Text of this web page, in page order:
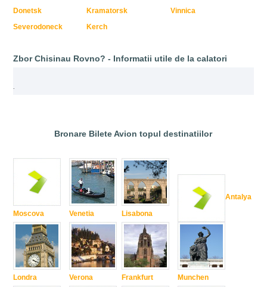
Donetsk
Kramatorsk
Vinnica
Severodoneck
Kerch
Zbor Chisinau Rovno? - Informatii utile de la calatori
.
Bronare Bilete Avion topul destinatiilor
Moscova
Londra
Venetia
Verona
Lisabona
Frankfurt
Antalya
Munchen